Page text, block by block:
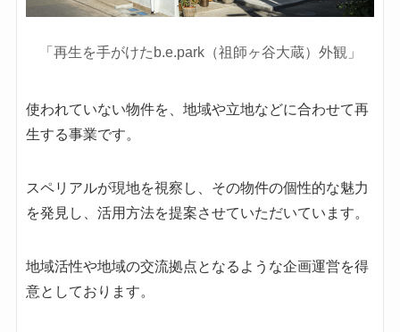
「再生を手がけたb.e.park（祖師ヶ谷大蔵）外観」
使われていない物件を、地域や立地などに合わせて再
生する事業です。
スペリアルが現地を視察し、その物件の個性的な魅力
を発見し、活用方法を提案させていただいています。
地域活性や地域の交流拠点となるような企画運営を得
意としております。